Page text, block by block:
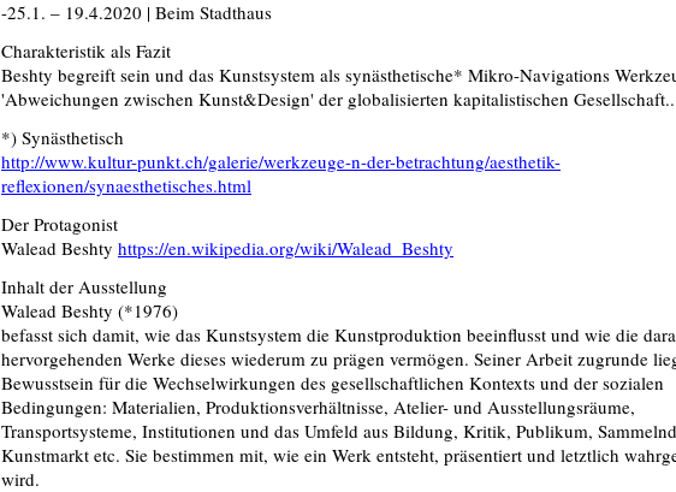
-25.1. – 19.4.2020 | Beim Stadthaus
Charakteristik als Fazit
Beshty begreift sein und das Kunstsystem als synästhetische* Mikro-Navigations
'Abweichungen zwischen Kunst&Design' der globalisierten kapitalistischen
*) Synästhetisch
http://www.kultur-punkt.ch/galerie/werkzeuge-n-der-betrachtung/aesthetik-
reflexionen/synaesthetisches.html
Der Protagonist
Walead Beshty https://en.wikipedia.org/wiki/Walead_Beshty
Inhalt der Ausstellung
Walead Beshty (*1976)
befasst sich damit, wie das Kunstsystem die Kunstproduktion beeinﬂusst und wie die
hervorgehenden Werke dieses wiederum zu prägen vermögen. Seiner Arbeit zugrunde
Bewusstsein für die Wechselwirkungen des gesellschaftlichen Kontexts und der sozialen
Bedingungen: Materialien, Produktionsverhältnisse, Atelier- und Ausstellungsräume,
Transportsysteme, Institutionen und das Umfeld aus Bildung, Kritik, Publikum,
Kunstmarkt etc. Sie bestimmen mit, wie ein Werk entsteht, präsentiert und letztlich
wird.